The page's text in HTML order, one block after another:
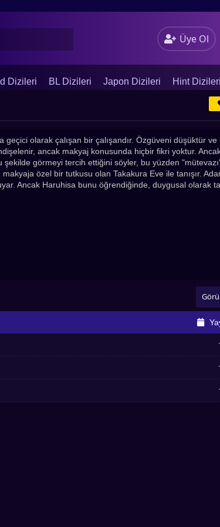
Üye Ol
Dizileri BL Dizileri Japon Dizileri Hint Dizileri
olarak çalışan bir çalışandır. Özgüveni düşüktür ve
ancak makyaj konusunda hiçbir fikri yoktur.
görmeyi tercih ettiğini söyler, bu yüzden
özel bir tutkusu olan Takakura Eve ile tanışır.
Ancak Haruhisa bunu öğrendiğinde, duygusal olarak